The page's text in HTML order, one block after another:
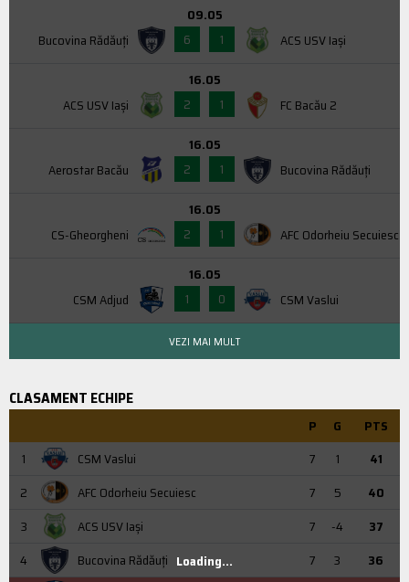
Bucovina Rădăuți
09.05
6
1 ACS USV Iaşi
ACS USV Iaşi
16.05
2
1 FC Bacău 2
Aerostar Bacău
16.05
2
1 Bucovina Rădăuți
CS-Gheorgheni
16.05
2
1 AFC Odorheiu Secuiesc
CSM Adjud
16.05
1
0 CSM Vaslui
VEZI MAI MULT
CLASAMENT ECHIPE
P G
PTS
1
CSM Vaslui 7 1
41
2
AFC Odorheiu Secuiesc 7 5
40
3
ACS USV Iaşi 7 -4
37
4
Bucovina Rădăuți 7 3
36
Loading...